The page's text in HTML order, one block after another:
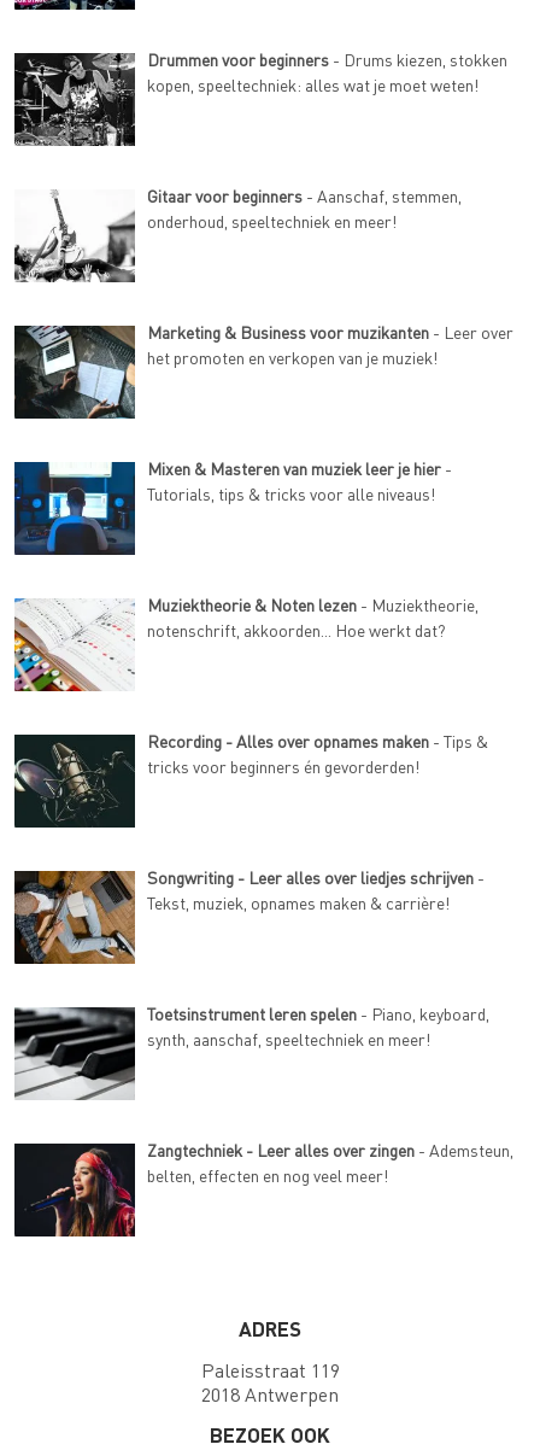
Drummen voor beginners - Drums kiezen, stokken
kopen, speeltechniek: alles wat je moet weten!
Gitaar voor beginners - Aanschaf, stemmen,
onderhoud, speeltechniek en meer!
Marketing & Business voor muzikanten - Leer over
het promoten en verkopen van je muziek!
Mixen & Masteren van muziek leer je hier -
Tutorials, tips & tricks voor alle niveaus!
Muziektheorie & Noten lezen - Muziektheorie,
notenschrift, akkoorden... Hoe werkt dat?
Recording - Alles over opnames maken - Tips &
tricks voor beginners én gevorderden!
Songwriting - Leer alles over liedjes schrijven -
Tekst, muziek, opnames maken & carrière!
Toetsinstrument leren spelen - Piano, keyboard,
synth, aanschaf, speeltechniek en meer!
Zangtechniek - Leer alles over zingen - Ademsteun,
belten, effecten en nog veel meer!
ADRES
Paleisstraat 119
2018 Antwerpen
BEZOEK OOK